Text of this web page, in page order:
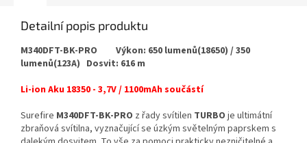
Detailní popis produktu
M340DFT-BK-PRO Výkon: 650 lumenů(18650) / 350
lumenů(123A) Dosvit: 616 m
Li-ion Aku 18350 - 3,7V / 1100mAh součástí
Surefire M340DFT-BK-PRO z řady svítilen TURBO je ultimátní
zbraňová svítilna, vyznačující se úzkým světelným paprskem s